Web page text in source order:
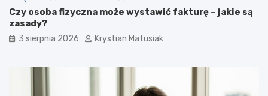
Czy osoba fizyczna może wystawić fakturę – jakie są
zasady?
3 sierpnia 2026 Krystian Matusiak